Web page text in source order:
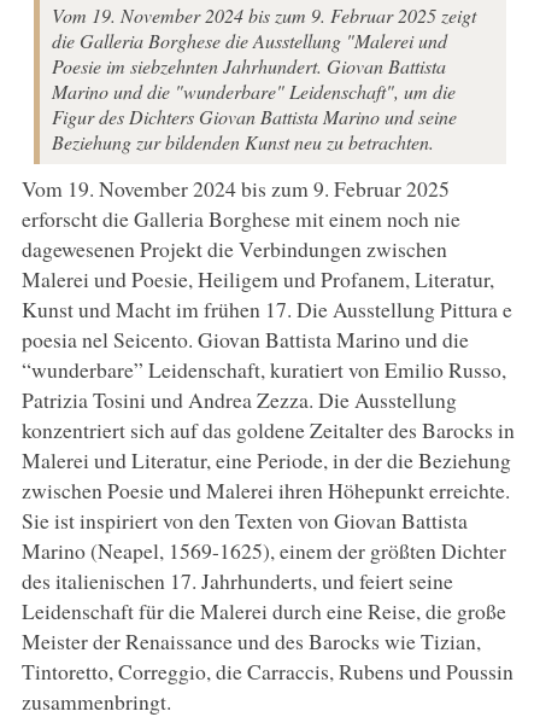
Vom 19. November 2024 bis zum 9. Februar 2025 zeigt
die Galleria Borghese die Ausstellung "Malerei und
Poesie im siebzehnten Jahrhundert. Giovan Battista
Marino und die "wunderbare" Leidenschaft", um die
Figur des Dichters Giovan Battista Marino und seine
Beziehung zur bildenden Kunst neu zu betrachten.
Vom 19. November 2024 bis zum 9. Februar 2025
erforscht die Galleria Borghese mit einem noch nie
dagewesenen Projekt die Verbindungen zwischen
Malerei und Poesie, Heiligem und Profanem, Literatur,
Kunst und Macht im frühen 17. Die Ausstellung Pittura e
poesia nel Seicento. Giovan Battista Marino und die
“wunderbare” Leidenschaft, kuratiert von Emilio Russo,
Patrizia Tosini und Andrea Zezza. Die Ausstellung
konzentriert sich auf das goldene Zeitalter des Barocks in
Malerei und Literatur, eine Periode, in der die Beziehung
zwischen Poesie und Malerei ihren Höhepunkt erreichte.
Sie ist inspiriert von den Texten von Giovan Battista
Marino (Neapel, 1569-1625), einem der größten Dichter
des italienischen 17. Jahrhunderts, und feiert seine
Leidenschaft für die Malerei durch eine Reise, die große
Meister der Renaissance und des Barocks wie Tizian,
Tintoretto, Correggio, die Carraccis, Rubens und Poussin
zusammenbringt.